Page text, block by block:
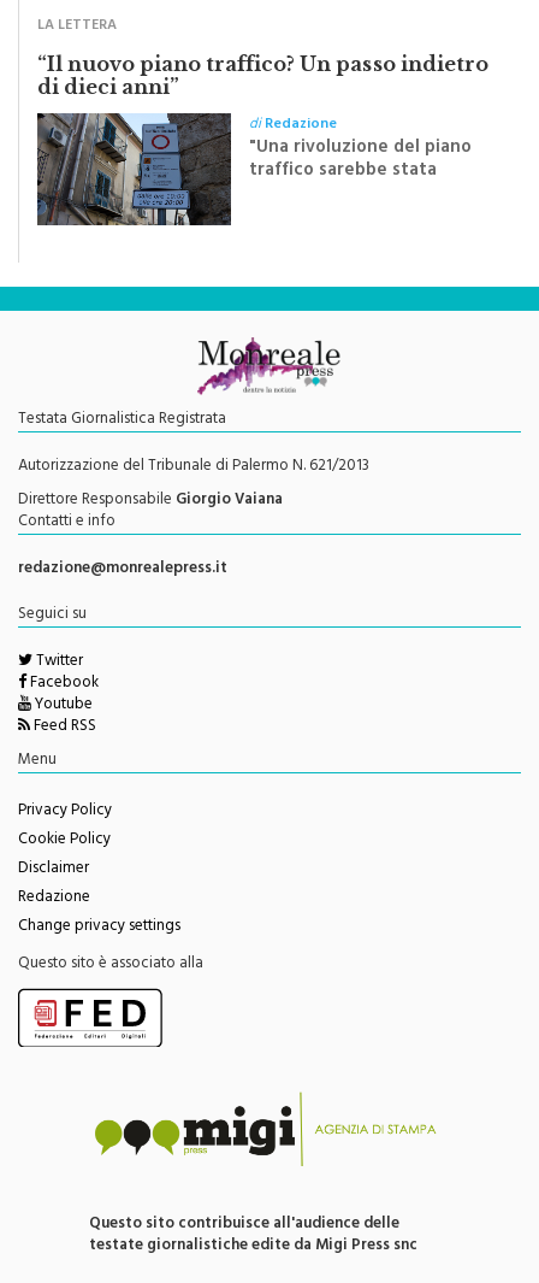
LA LETTERA
“Il nuovo piano traffico? Un passo indietro
di dieci anni”
diRedazione
"Una rivoluzione del piano
traffico sarebbe stata
Testata Giornalistica Registrata
Autorizzazione del Tribunale di Palermo N. 621/2013
Direttore Responsabile Giorgio Vaiana
Contatti e info
redazione@monrealepress.it
Seguici su
Twitter
Facebook
Youtube
Feed RSS
Menu
Privacy Policy
Cookie Policy
Disclaimer
Redazione
Change privacy settings
Questo sito è associato alla
Questo sito contribuisce all'audience delle
testate giornalistiche edite da Migi Press snc